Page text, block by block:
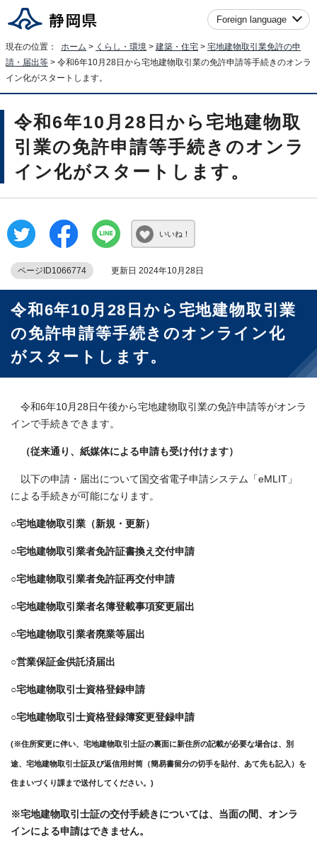
Foreign language
現在の位置： ホーム > くらし・環境 > 建築・住宅 > 宅地建物取引業免許の申
請・届出等 > 令和6年10月28日から宅地建物取引業の免許申請等手続きのオンラ
イン化がスタートします。
令和6年10月28日から宅地建物取
引業の免許申請等手続きのオンラ
イン化がスタートします。
いいね！
ページID1066774 更新日 2024年10月28日
令和6年10月28日から宅地建物取引業
の免許申請等手続きのオンライン化
がスタートします。
令和6年10月28日午後から宅地建物取引業の免許申請等がオンラ
インで手続きできます。
（従来通り、紙媒体による申請も受け付けます）
以下の申請・届出について国交省電子申請システム「eMLIT」
による手続きが可能になります。
○宅地建物取引業（新規・更新）
○宅地建物取引業者免許証書換え交付申請
○宅地建物取引業者免許証再交付申請
○宅地建物取引業者名簿登載事項変更届出
○宅地建物取引業者廃業等届出
○営業保証金供託済届出
○宅地建物取引士資格登録申請
○宅地建物取引士資格登録簿変更登録申請
(※住所変更に伴い、宅地建物取引士証の裏面に新住所の記載が必要な場合は、別
途、宅地建物取引士証及び返信用封筒（簡易書留分の切手を貼付、あて先も記入） を
住まいづくり課まで送付してください。)
※宅地建物取引士証の交付手続きについては、当面の間、オンラ
インによる申請はできません。